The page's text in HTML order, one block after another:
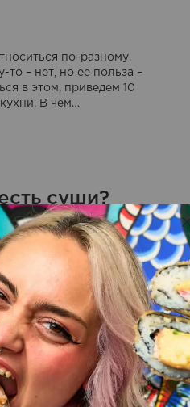
по-разному.
то – нет, но ее польза –
в этом, приведем 10
В чем…
суши?
японская пища, которая
в любом уголке
этими блюдами, нужно
Как использовать